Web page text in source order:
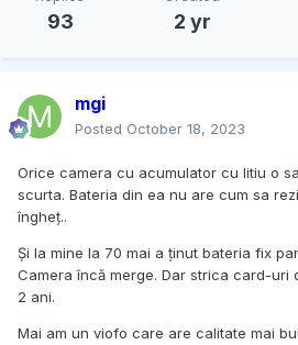
93 2 yr
mgi
Posted October 18, 2023
Orice camera cu acumulator cu litiu o
scurta. Bateria din ea nu are cum sa
îngheț..
Și la mine la 70 mai a ținut bateria fix
Camera încă merge. Dar strica card-uri
2 ani.
Mai am un viofo care are calitate mai